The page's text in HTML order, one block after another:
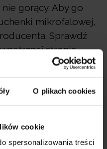
O plikach cookies
cookie
spersonalizowania treści
gorący. Aby go
mikrofalowej,
Sprawdź
stronie
również położyć
do
Neno Calor
na brzuszek